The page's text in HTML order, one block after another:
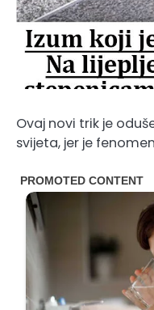
Ovaj novi trik je
svijeta, jer je